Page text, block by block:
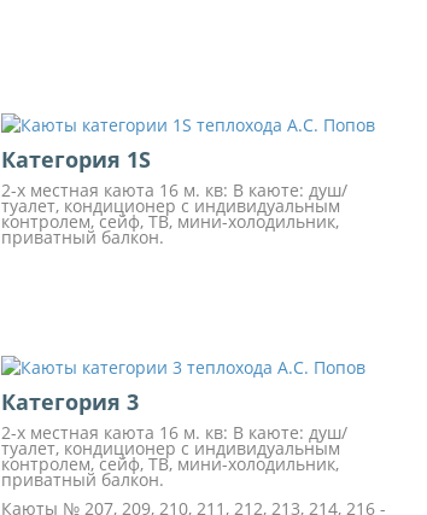
Категория 1S
2-х местная каюта 16 м. кв: В каюте: душ/
туалет, кондиционер с индивидуальным
контролем, сейф, ТВ, мини-холодильник,
приватный балкон.
Категория 3
2-х местная каюта 16 м. кв: В каюте: душ/
туалет, кондиционер с индивидуальным
контролем, сейф, ТВ, мини-холодильник,
приватный балкон.
Каюты № 207, 209, 210, 211, 212, 213, 214, 216 -